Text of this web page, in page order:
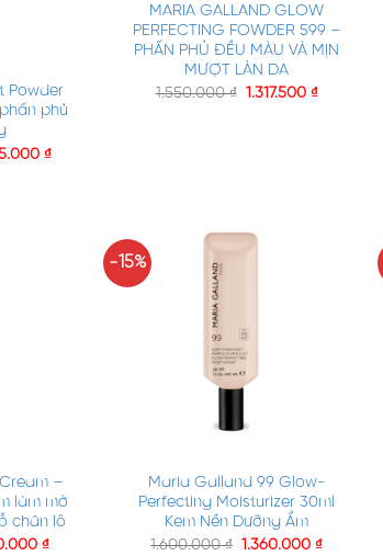
Powder
phủ
₫
MARIA GALLAND GLOW
PERFECTING FOWDER 599 –
PHẤN PHỦ ĐỀU MÀU VÀ MỊN
MƯỢT LÀN DA
1.550.000₫ 1.317.500 ₫
–
làm mờ
chân lô
₫
-15%
Maria Galland 99 Glow-
Perfecting Moisturizer 30ml
Kem Nền Dưỡng Ẩm
1.600.000₫ 1.360.000₫